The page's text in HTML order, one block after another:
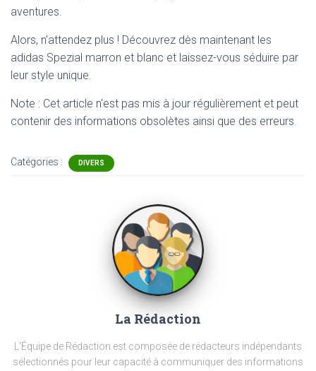
aventures.
Alors, n’attendez plus ! Découvrez dès maintenant les
adidas Spezial marron et blanc et laissez-vous séduire par
leur style unique.
Note : Cet article n'est pas mis à jour régulièrement et peut
contenir des informations obsolètes ainsi que des erreurs.
Catégories : DIVERS
La Rédaction
L'Équipe de Rédaction est composée de rédacteurs indépendants
sélectionnés pour leur capacité à communiquer des informations